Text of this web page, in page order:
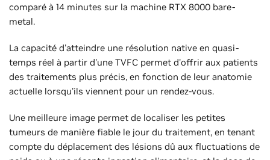
comparé à 14 minutes sur la machine RTX 8000 bare-
metal.
La capacité d'atteindre une résolution native en quasi-
temps réel à partir d'une TVFC permet d'offrir aux patients
des traitements plus précis, en fonction de leur anatomie
actuelle lorsqu'ils viennent pour un rendez-vous.
Une meilleure image permet de localiser les petites
tumeurs de manière fiable le jour du traitement, en tenant
compte du déplacement des lésions dû aux fluctuations de